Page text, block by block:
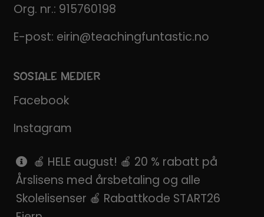
Org. nr.: 915760198
E-post: eirin@teachingfuntastic.no
SOSIALE MEDIER
Facebook
Instagram
Pinterest
SnapChat
🍎 HELE august! 🍎 20 % rabatt på
Årslisens med årsbetaling og alle
Skolelisenser 🍎 Rabattkode START26